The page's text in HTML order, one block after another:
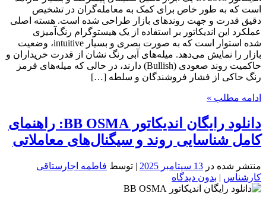
است که به طور خاص برای کمک به معامله‌گران در تشخیص
دقیق قدرت و جهت روندهای بازار طراحی شده است. هسته اصلی
عملکرد این اندیکاتور بر استفاده از یک هیستوگرام رنگ‌آمیزی
شده استوار است که به صورت بصری و بسیار intuitive، وضعیت
بازار را نمایش می‌دهد. میله‌های آبی رنگ نشان از قدرت خریداران و
حاکمیت روند صعودی (Bullish) دارند، در حالی که میله‌های قرمز
رنگ حاکی از فشار فروشندگان و سلطه […]
ادامه مطلب »
دانلود رایگان اندیکاتور BB OSMA: راهنمای
کامل شناسایی روند و سیگنال‌های معاملاتی
منتشر شده در 13 سپتامبر 2025 | توسط فاطمه اجارستاقی
کارشناس | بدون دیدگاه